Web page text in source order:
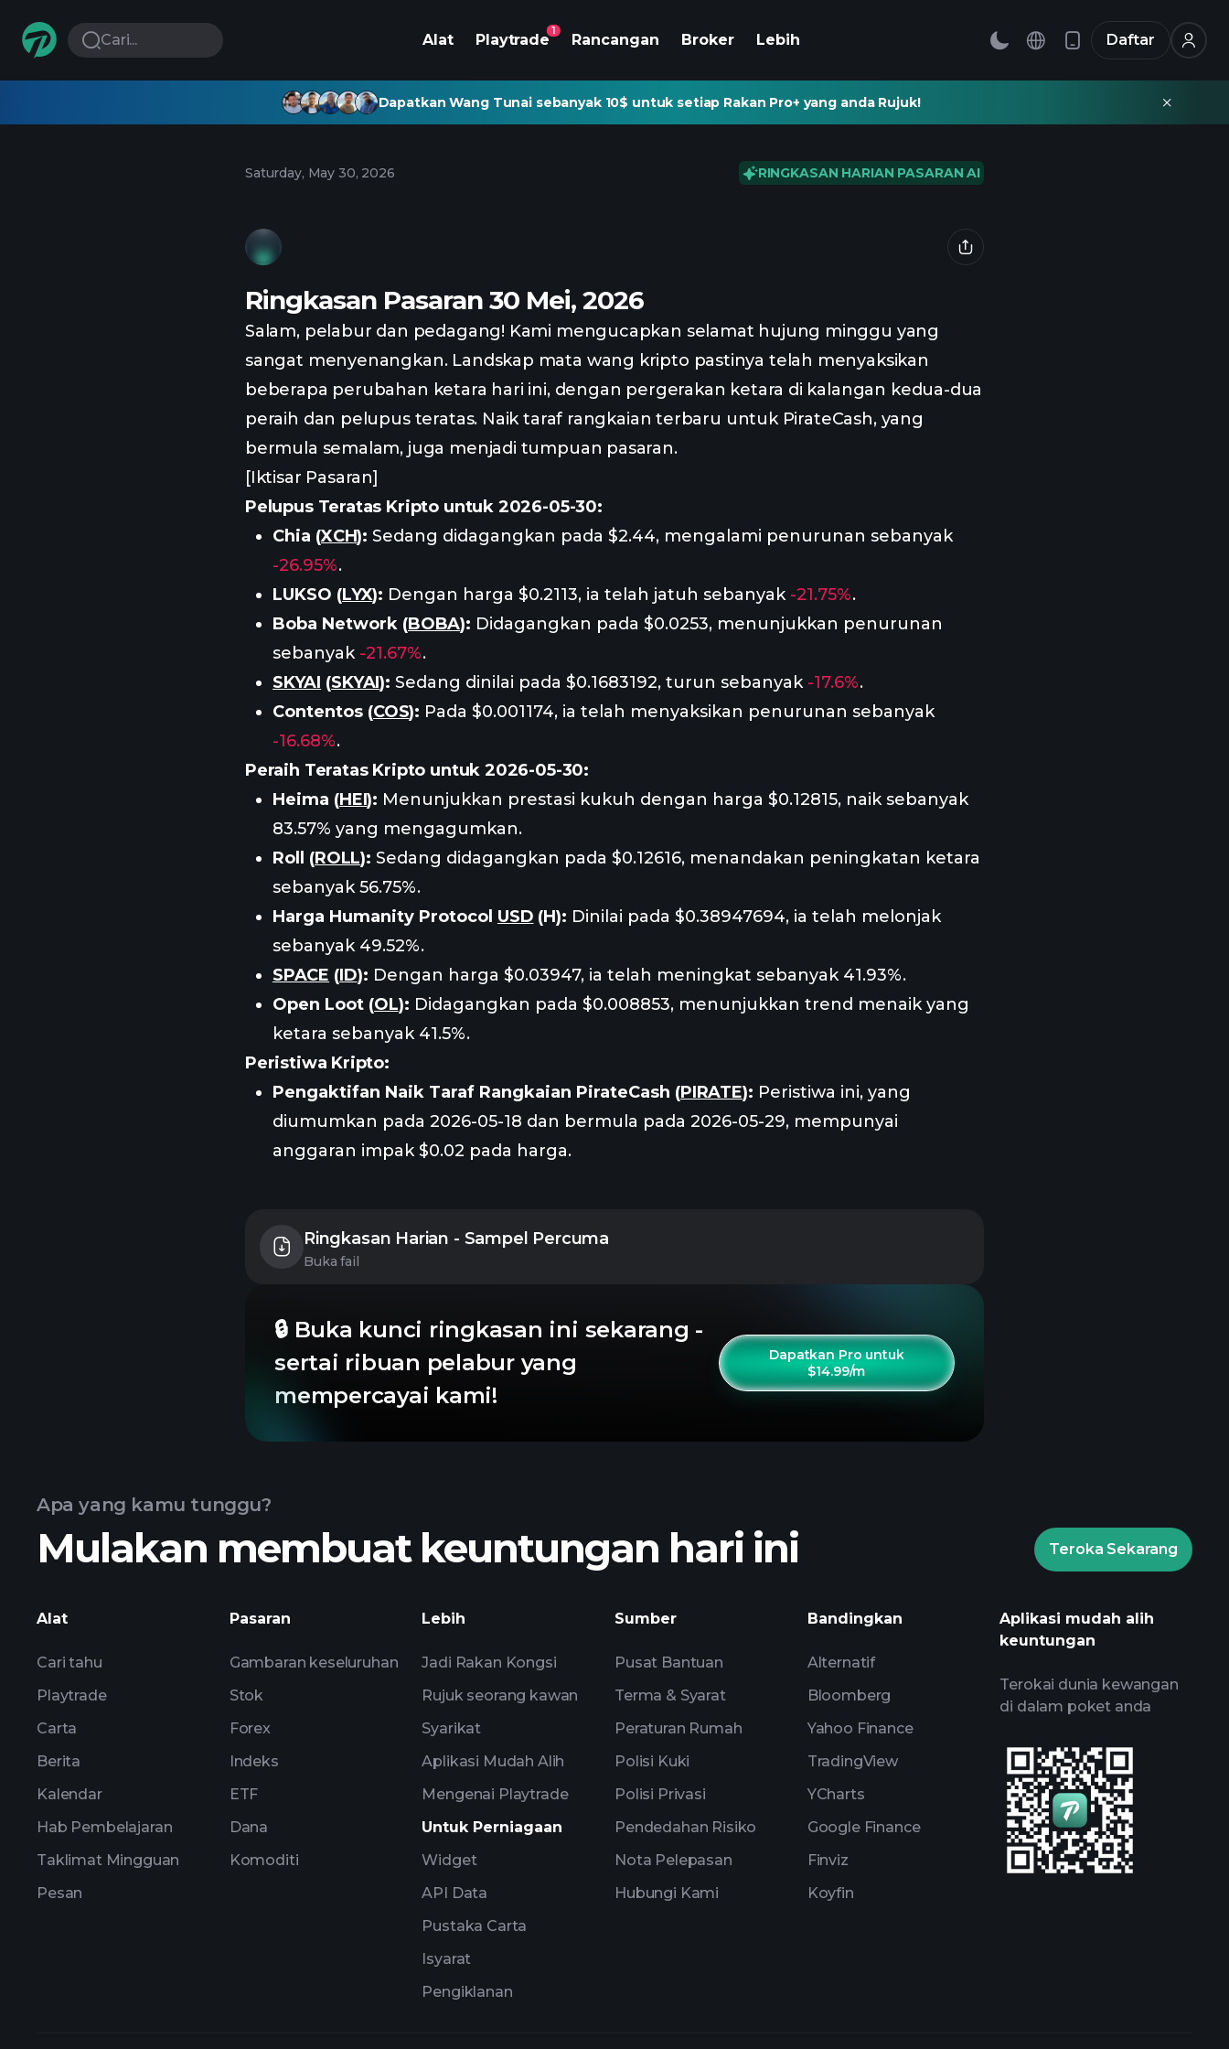
Cari... Alat Playtrade
1
Rancangan Broker Lebih Daftar
Dapatkan Wang Tunai sebanyak 10$ untuk setiap Rakan Pro+ yang anda Rujuk!
Saturday, May 30, 2026 RINGKASAN HARIAN PASARAN AI
Ringkasan Pasaran 30 Mei, 2026
Salam, pelabur dan pedagang! Kami mengucapkan selamat hujung minggu yang
sangat menyenangkan. Landskap mata wang kripto pastinya telah menyaksikan
beberapa perubahan ketara hari ini, dengan pergerakan ketara di kalangan kedua-dua
peraih dan pelupus teratas. Naik taraf rangkaian terbaru untuk PirateCash, yang
bermula semalam, juga menjadi tumpuan pasaran.
[Iktisar Pasaran]
Pelupus Teratas Kripto untuk 2026-05-30:
Chia (XCH): Sedang didagangkan pada $2.44, mengalami penurunan sebanyak
-26.95%.
LUKSO (LYX): Dengan harga $0.2113, ia telah jatuh sebanyak -21.75%.
Boba Network (BOBA): Didagangkan pada $0.0253, menunjukkan penurunan
sebanyak -21.67%.
SKYAI (SKYAI): Sedang dinilai pada $0.1683192, turun sebanyak -17.6%.
Contentos (COS): Pada $0.001174, ia telah menyaksikan penurunan sebanyak
-16.68%.
Peraih Teratas Kripto untuk 2026-05-30:
Heima (HEI): Menunjukkan prestasi kukuh dengan harga $0.12815, naik sebanyak
83.57% yang mengagumkan.
Roll (ROLL): Sedang didagangkan pada $0.12616, menandakan peningkatan ketara
sebanyak 56.75%.
Harga Humanity Protocol USD (H): Dinilai pada $0.38947694, ia telah melonjak
sebanyak 49.52%.
SPACE (ID): Dengan harga $0.03947, ia telah meningkat sebanyak 41.93%.
Open Loot (OL): Didagangkan pada $0.008853, menunjukkan trend menaik yang
ketara sebanyak 41.5%.
Peristiwa Kripto:
Pengaktifan Naik Taraf Rangkaian PirateCash (PIRATE): Peristiwa ini, yang
diumumkan pada 2026-05-18 dan bermula pada 2026-05-29, mempunyai
anggaran impak $0.02 pada harga.
Ringkasan Harian - Sampel Percuma
Buka fail
🔒 Buka kunci ringkasan ini sekarang -
sertai ribuan pelabur yang
mempercayai kami!
Dapatkan Pro untuk
$14.99/m
Apa yang kamu tunggu?
Mulakan membuat keuntungan hari ini Teroka Sekarang
Alat
Cari tahu
Playtrade
Carta
Berita
Kalendar
Hab Pembelajaran
Taklimat Mingguan
Pesan
Pasaran
Gambaran keseluruhan
Stok
Forex
Indeks
ETF
Dana
Komoditi
Lebih
Jadi Rakan Kongsi
Rujuk seorang kawan
Syarikat
Aplikasi Mudah Alih
Mengenai Playtrade
Untuk Perniagaan
Widget
API Data
Pustaka Carta
Isyarat
Pengiklanan
Sumber
Pusat Bantuan
Terma & Syarat
Peraturan Rumah
Polisi Kuki
Polisi Privasi
Pendedahan Risiko
Nota Pelepasan
Hubungi Kami
Bandingkan
Alternatif
Bloomberg
Yahoo Finance
TradingView
YCharts
Google Finance
Finviz
Koyfin
Aplikasi mudah alih
keuntungan
Terokai dunia kewangan
di dalam poket anda